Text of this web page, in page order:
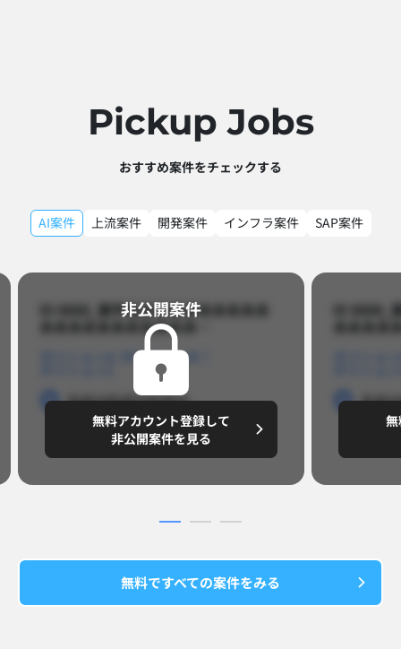
Pickup Jobs​
おすすめ案件をチェックする
AI案件 上流案件 開発案件 インフラ案件 SAP案件
ID 8888_案件名あああああああああ
あああああああああああ…​
ポジションB
勤務地勤務地勤務地
～8,888,8888円/月
非公開案件​
無料アカウント登録して
非公開案件を見る
ID
勤務地
無料ですべての案件をみる